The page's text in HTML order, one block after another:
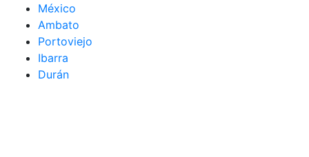
México
Ambato
Portoviejo
Ibarra
Durán